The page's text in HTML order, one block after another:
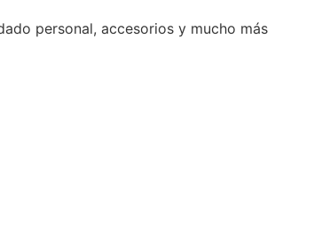
personal, accesorios y mucho más